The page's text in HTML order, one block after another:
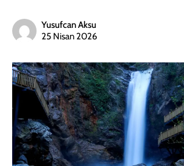
Yusufcan Aksu
25 Nisan 2026